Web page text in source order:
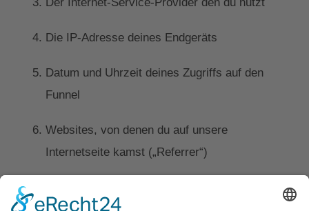
Die IP-Adresse deines Endgeräts
Datum und Uhrzeit deines Zugriffs auf den
Funnel
Websites, von denen du auf unsere
Internetseite kamst („Referrer“)
II. Rechtsgrundlage für die Datenverarbeitung